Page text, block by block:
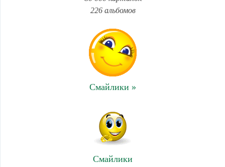
226 альбомов
Смайлики »
Смайлики